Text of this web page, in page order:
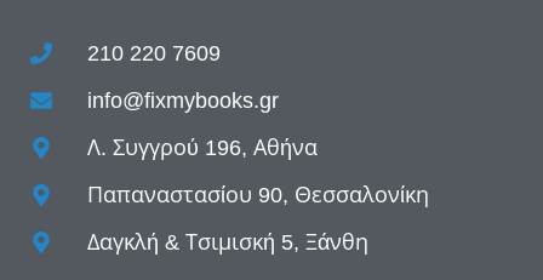
210 220 7609
info@fixmybooks.gr
Λ. Συγγρού 196, Αθήνα
Παπαναστασίου 90, Θεσσαλονίκη
Δαγκλή & Τσιμισκή 5, Ξάνθη